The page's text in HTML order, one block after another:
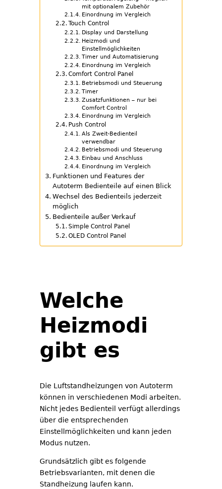
mit optionalem Zubehör
Einordnung im Vergleich
Touch Control
Display und Darstellung
Heizmodi und
Einstellmöglichkeiten
Timer und Automatisierung
Einordnung im Vergleich
Comfort Control Panel
Betriebsmodi und Steuerung
Timer
Zusatzfunktionen – nur bei
Comfort Control
Einordnung im Vergleich
Push Control
Als Zweit-Bedienteil
verwendbar
Betriebsmodi und Steuerung
Einbau und Anschluss
Einordnung im Vergleich
Funktionen und Features der
Autoterm Bedienteile auf einen Blick
Wechsel des Bedienteils jederzeit
möglich
Bedienteile außer Verkauf
Simple Control Panel
OLED Control Panel
Welche
Heizmodi
gibt es
Die Luftstandheizungen von Autoterm
können in verschiedenen Modi arbeiten.
Nicht jedes Bedienteil verfügt allerdings
über die entsprechenden
Einstellmöglichkeiten und kann jeden
Modus nutzen.
Grundsätzlich gibt es folgende
Betriebsvarianten, mit denen die
Standheizung laufen kann.